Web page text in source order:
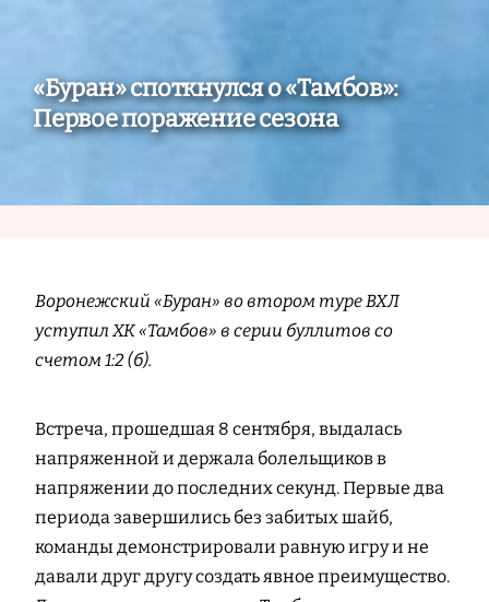
«Буран» споткнулся о «Тамбов»:
Первое поражение сезона
Воронежский «Буран» во втором туре ВХЛ
уступил ХК «Тамбов» в серии буллитов со
счетом 1:2 (б).
Встреча, прошедшая 8 сентября, выдалась
напряженной и держала болельщиков в
напряжении до последних секунд. Первые два
периода завершились без забитых шайб,
команды демонстрировали равную игру и не
давали друг другу создать явное преимущество.